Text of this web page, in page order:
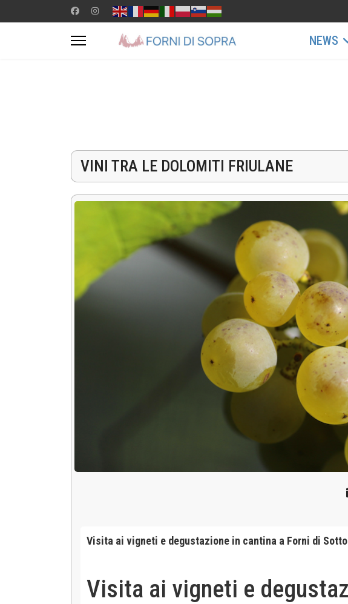
NEWS
VINI TRA LE DOLOMITI FRIULANE
Visita ai vigneti e degustazione in cantina a Forni di
Visita ai vigneti e